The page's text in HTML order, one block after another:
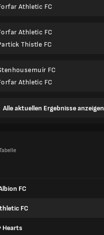
Athletic FC
Athletic FC
Thistle FC
FC
Athletic FC
Alle aktuellen Ergebnisse anzeigen
FC
FC
Hearts